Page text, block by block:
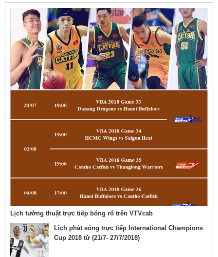
Lịch tường thuật trực tiếp bóng rổ trên VTVcab
Lịch phát sóng trực tiếp International Champions
Cup 2018 từ (21/7- 27/7/2018)